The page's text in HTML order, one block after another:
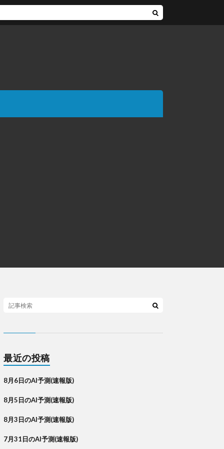
最近の投稿
8月6日のAI予測(速報版)
8月5日のAI予測(速報版)
8月3日のAI予測(速報版)
7月31日のAI予測(速報版)